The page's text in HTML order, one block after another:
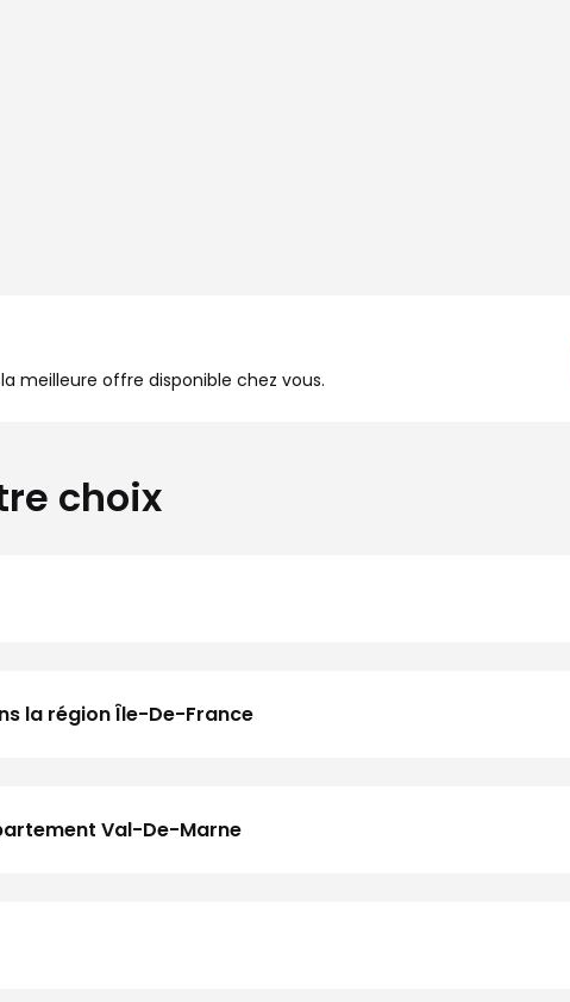
meilleure offre disponible chez vous.
choix
la région Île-De-France
Val-De-Marne